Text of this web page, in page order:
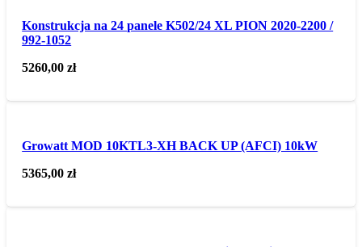
Konstrukcja na 24 panele K502/24 XL PION 2020-2200 /
992-1052
5260,00zł
Growatt MOD 10KTL3-XH BACK UP (AFCI) 10kW
5365,00zł